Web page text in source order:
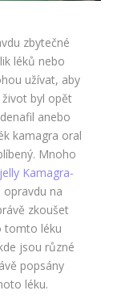
zbytečné
léků nebo
užívat, aby
byl opět
anebo
kamagra oral
Mnoho
Kamagra-
na
zkoušet
tomto léku
jsou různé
popsány
léku.